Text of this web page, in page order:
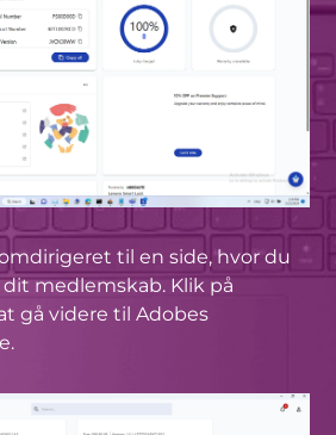
til en side, hvor du
medlemskab. Klik på
gå videre til Adobes